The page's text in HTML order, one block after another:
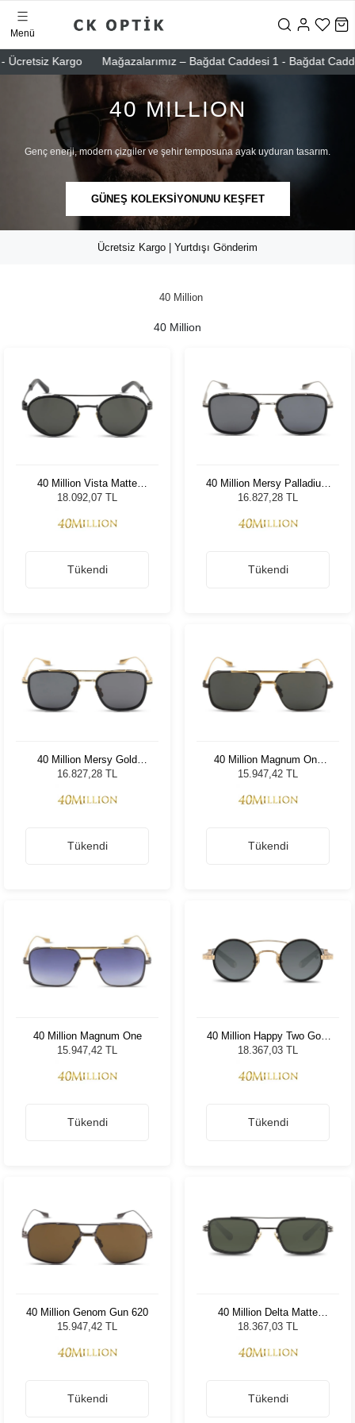
Kargo Mağazalarımız – Bağdat Caddesi 1 - Bağdat
Menü
40 MILLION
Genç enerji, modern çizgiler ve şehir temposuna ayak uyduran tasarım.
GÜNEŞ KOLEKSİYONUNU KEŞFET
Ücretsiz Kargo | Yurtdışı Gönderim
40 Million
40 Million
40 Million Vista Matte
Black 630
18.092,07 TL
Tükendi
40 Million Mersy Palladium
Grey Matte Black 610
16.827,28 TL
Tükendi
40 Million Mersy Gold
Matte Black 610
16.827,28 TL
Tükendi
40 Million Magnum One
Matte Antique Gun Gold
15.947,42 TL
Tükendi
40 Million Magnum One
15.947,42 TL
Tükendi
40 Million Happy Two Gold
Matte Black 610
18.367,03 TL
Tükendi
40 Million Genom Gun 620
15.947,42 TL
Tükendi
40 Million Delta Matte
Black 630
18.367,03 TL
Tükendi